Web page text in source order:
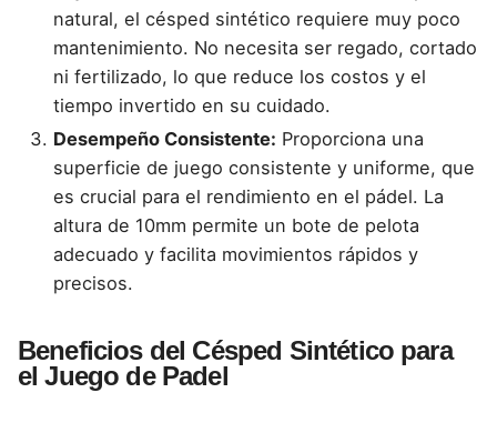
natural, el césped sintético requiere muy poco
mantenimiento. No necesita ser regado, cortado
ni fertilizado, lo que reduce los costos y el
tiempo invertido en su cuidado.
Desempeño Consistente: Proporciona una
superficie de juego consistente y uniforme, que
es crucial para el rendimiento en el pádel. La
altura de 10mm permite un bote de pelota
adecuado y facilita movimientos rápidos y
precisos.
Beneficios del Césped Sintético para
el Juego de Padel